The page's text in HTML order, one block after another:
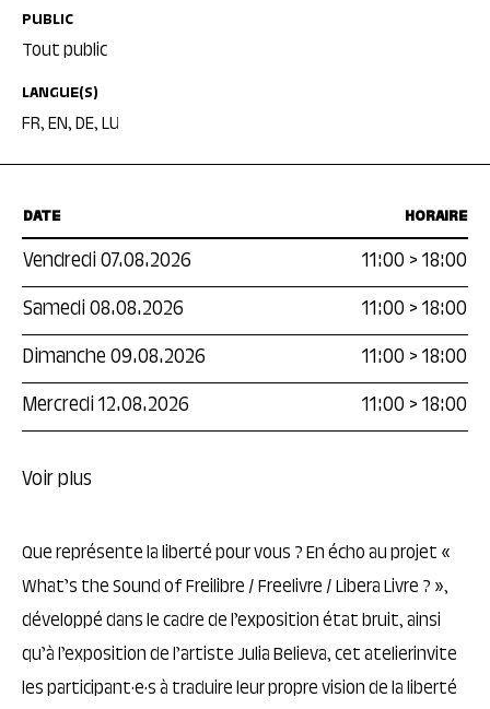
DATE HORAIRE
Vendredi 07.08.2026 11:00 >18:00
Samedi 08.08.2026
11:00 >18:00
Dimanche 09.08.2026
11:00 >18:00
Mercredi 12.08.2026
11:00 >18:00
Voir plus
Que représente la liberté pour vous ? En écho au projet «
What’s the Sound of Freilibre / Freelivre / Libera Livre ? »,
développé dans le cadre de l’exposition état bruit, ainsi
qu’à l’exposition de l’artiste Julia Believa, cet atelierinvite
les participant·e·s à traduire leur propre vision de la liberté
PUBLIC
Tout public
LANGUE(S)
FR, EN, DE, LU